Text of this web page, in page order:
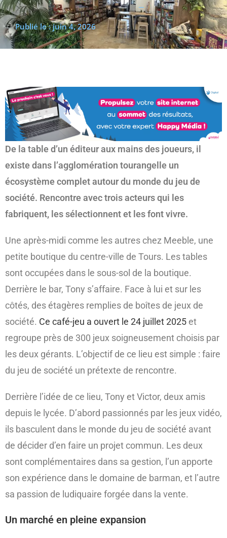
(re)découvrir le CCC OD « On veut mettre le feu à
Tonnellé » : le nouveau président de l’US Tours Rugby voit
Publié le : juin 4, 2026
De la table d’un éditeur aux mains des joueurs, il
existe dans l’agglomération tourangelle un
écosystème complet autour du monde du jeu de
société. Rencontre avec trois acteurs qui les
fabriquent, les sélectionnent et les font vivre.
Une après-midi comme les autres chez Meeble, une
petite boutique du centre-ville de Tours. Les tables
sont occupées dans le sous-sol de la boutique.
Derrière le bar, Tony s’affaire. Face à lui et sur les
côtés, des étagères remplies de boîtes de jeux de
société. Ce café-jeu a ouvert le 24 juillet 2025 et
regroupe près de 300 jeux soigneusement choisis par
les deux gérants. L’objectif de ce lieu est simple : faire
du jeu de société un prétexte de rencontre.
Derrière l’idée de ce lieu, Tony et Victor, deux amis
depuis le lycée. D’abord passionnés par les jeux vidéo,
ils basculent dans le monde du jeu de société avant
de décider d’en faire un projet commun. Les deux
sont complémentaires dans sa gestion, l’un apporte
son expérience dans le domaine de barman, et l’autre
sa passion de ludiquaire forgée dans la vente.
Un marché en pleine expansion